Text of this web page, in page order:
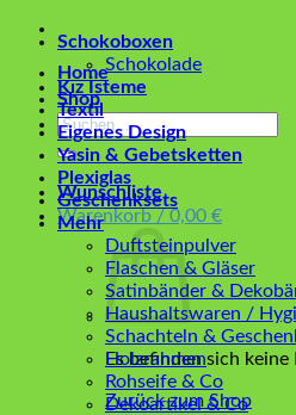
Home
Shop
Suchen
nach:
Wunschliste
Warenkorb / 0,00 €
Es befinden sich
Zurück zum Shop
Schokoboxen
Schokolade
Kız İsteme
Textil
Eigenes Design
Yasin & Gebetsketten
Plexiglas
Geschenksets
Mehr
Duftsteinpulver
Flaschen & Gläser
Satinbänder &
Haushaltswaren /
Schachteln &
Holzrahmen
Rohseife & Co
Dekoartikel & Co